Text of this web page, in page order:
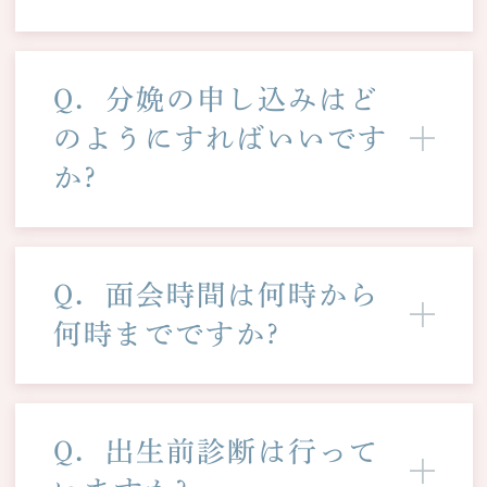
Q．分娩の申し込みはど
のようにすればいいです
か?
Q．面会時間は何時から
何時までですか?
Q．出生前診断は行って